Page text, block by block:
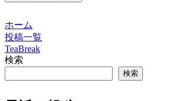
ホーム
投稿一覧
TeaBreak
検索
検索